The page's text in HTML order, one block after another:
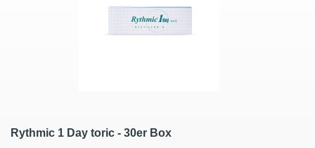
Rythmic 1 Day toric - 30er Box